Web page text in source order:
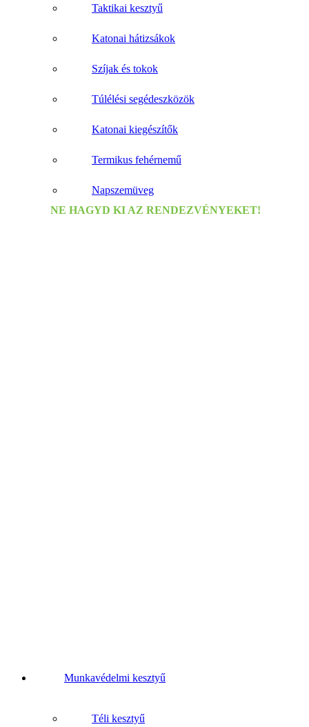
Taktikai kesztyű
Katonai hátizsákok
Szíjak és tokok
Túlélési segédeszközök
Katonai kiegészítők
Termikus fehérnemű
Napszemüveg
NE HAGYD KI AZ RENDEZVÉNYEKET!
Munkavédelmi kesztyű
Téli kesztyű